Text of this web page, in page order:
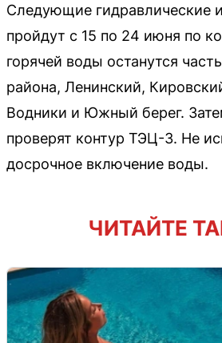
Следующие гидравлические
пройдут с 15 по 24 июня по
горячей воды останутся
района, Ленинский,
Водники и Южный берег.
проверят контур ТЭЦ-3. Не
досрочное включение воды.
ЧИТАЙТЕ